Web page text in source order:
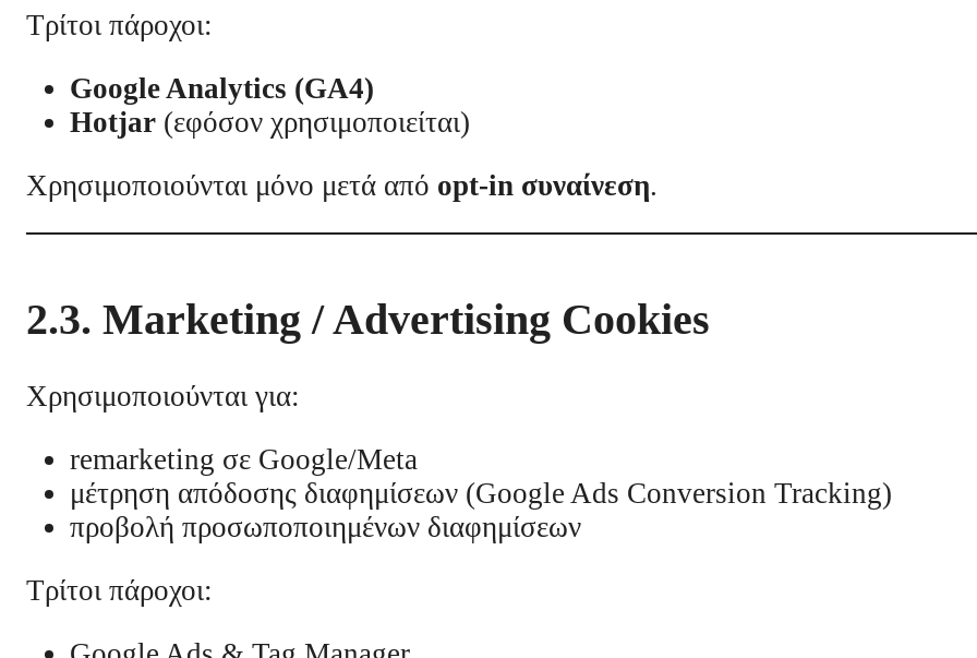
Τρίτοι πάροχοι:
Google Analytics (GA4)
Hotjar (εφόσον χρησιμοποιείται)
Χρησιμοποιούνται μόνο μετά από opt-in συναίνεση.
2.3. Marketing / Advertising Cookies
Χρησιμοποιούνται για:
remarketing σε Google/Meta
μέτρηση απόδοσης διαφημίσεων (Google Ads Conversion Tracking)
προβολή προσωποποιημένων διαφημίσεων
Τρίτοι πάροχοι: